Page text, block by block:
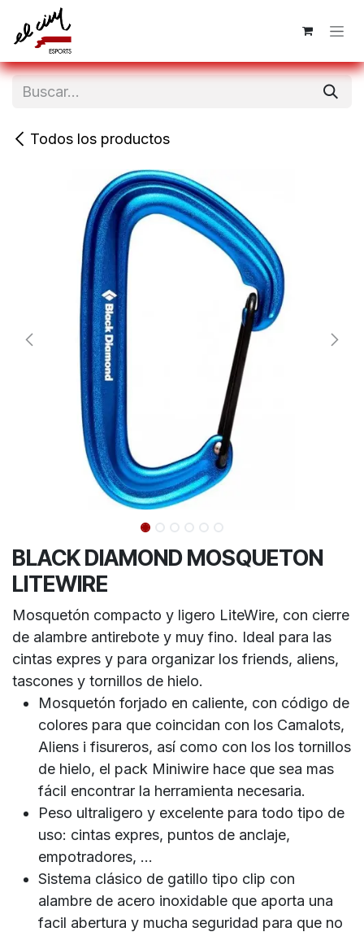
Ir al contenido
Todos los productos
BLACK DIAMOND MOSQUETON
LITEWIRE
Mosquetón compacto y ligero LiteWire, con cierre
de alambre antirebote y muy fino. Ideal para las
cintas expres y para organizar los friends, aliens,
tascones y tornillos de hielo.
Mosquetón forjado en caliente, con código de
colores para que coincidan con los Camalots,
Aliens i fisureros, así como con los los tornillos
de hielo, el pack Miniwire hace que sea mas
fácil encontrar la herramienta necesaria.
Peso ultraligero y excelente para todo tipo de
uso: cintas expres, puntos de anclaje,
empotradores, ...
Sistema clásico de gatillo tipo clip con
alambre de acero inoxidable que aporta una
facil abertura y mucha seguridad para que no